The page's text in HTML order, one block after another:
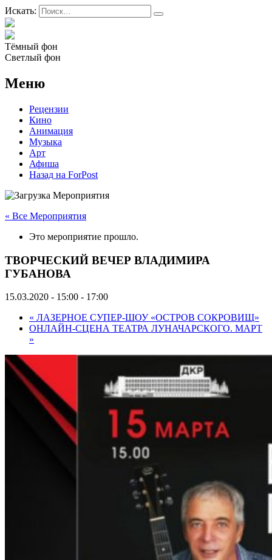
Искать:
Тёмный фон
Светлый фон
Меню
Рецензии
Кино
Анимация
Музыка
Арт
Афиша
Назад на ForPost
« Все Мероприятия
Это мероприятие прошло.
ТВОРЧЕСКИЙ ВЕЧЕР ВЛАДИМИРА
ГУБАНОВА
15.03.2020 - 15:00 - 17:00
« ЛАЗЕРНОЕ СУПЕР-ШОУ «ОСТРОВ СОКРОВИЩ»
ОНЛАЙН-СЦЕНА ТЕАТРА ЛУНАЧАРСКОГО. МАРТ
»